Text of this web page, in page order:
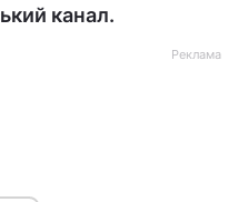
канал.
Реклама